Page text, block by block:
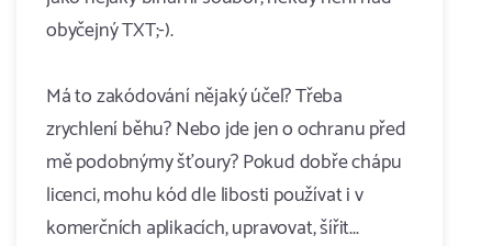
obyčejný TXT;-).
Má to zakódování nějaký účel? Třeba
zrychlení běhu? Nebo jde jen o ochranu před
mě podobnýmy šťoury? Pokud dobře chápu
licenci, mohu kód dle libosti používat i v
komerčních aplikacích, upravovat, šířit...